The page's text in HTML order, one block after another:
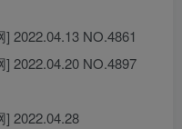
2022.04.13 NO.4861
2022.04.20 NO.4897
2022.04.28